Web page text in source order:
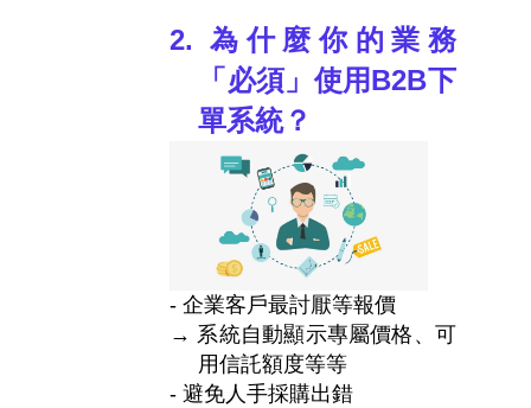
2. 為什麼你的業務
「必須」使用B2B下
單系統？
-企業客戶最討厭等報價
→ 系統自動顯示專屬價格、可
用信託額度等等
-避免人手採購出錯